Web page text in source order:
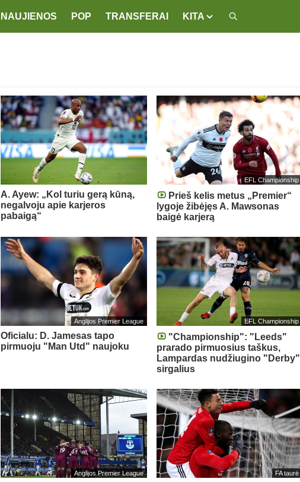
NAUJIENOS POP TRANSFERAI KITA
A. Ayew: „Kol turiu gerą kūną,
negalvoju apie karjeros
pabaigą“
EFL Championship
Prieš kelis metus „Premier“
lygoje žibėjęs A. Mawsonas
baigė karjerą
Anglijos Premier League
Oficialu: D. Jamesas tapo
pirmuoju "Man Utd" naujoku
EFL Championship
"Championship": "Leeds"
prarado pirmuosius taškus,
Lampardas nudžiugino "Derby"
sirgalius
Anglijos Premier League FA taurė